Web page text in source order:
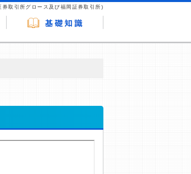
取引所グロース及び福岡証券取引所)